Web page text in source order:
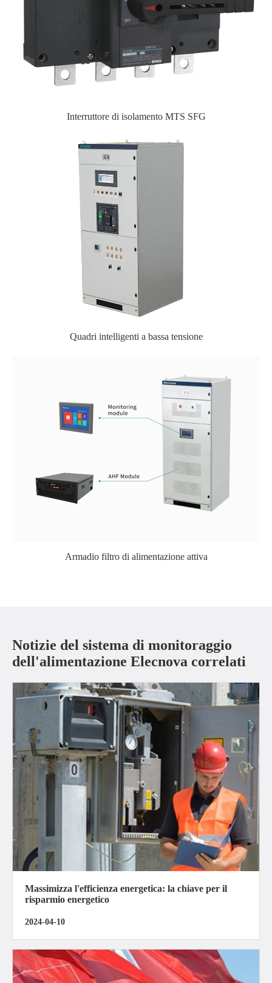
Interruttore di isolamento MTS SFG
Quadri intelligenti a bassa tensione
Armadio filtro di alimentazione attiva
Notizie del sistema di monitoraggio
dell'alimentazione Elecnova correlati
Massimizza l'efficienza energetica: la chiave per il
risparmio energetico
2024-04-10